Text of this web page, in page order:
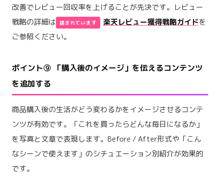
改善でレビュー回収率を上げることが先決です。レビュー
戦略の詳細は
楽天レビュー獲得戦略ガイドを
ご参照ください。
ポイント⑨ 「購入後のイメージ」を伝えるコンテンツ
を追加する
商品購入後の生活がどう変わるかをイメージさせるコンテ
ンツが有効です。「これを買ったらどんな毎日になるか」
を写真と文章で表現します。Before / After形式や「こん
なシーンで使えます」のシチュエーション別紹介が効果的
です。